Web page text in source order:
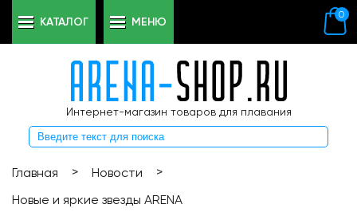
Интернет-магазин товаров для плавания
0
КАТАЛОГ МЕНЮ
Главная > Новости
>
Новые и яркие звезды ARENA